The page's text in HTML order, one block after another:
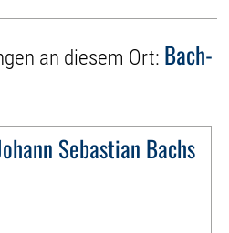
an diesem Ort: Bach-
Sebastian Bachs